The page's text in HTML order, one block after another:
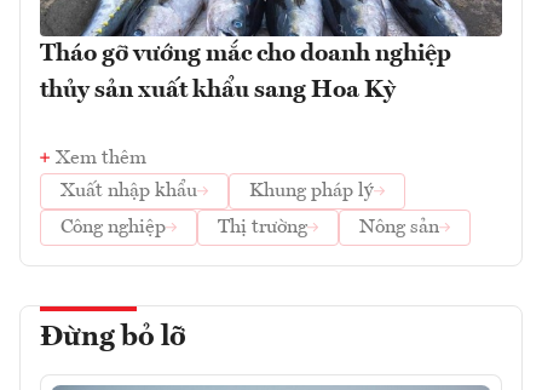
Tháo gỡ vướng mắc cho doanh nghiệp
thủy sản xuất khẩu sang Hoa Kỳ
Xem thêm
Xuất nhập khẩu
Khung pháp lý
Công nghiệp
Thị trường Nông sản
Đừng bỏ lỡ